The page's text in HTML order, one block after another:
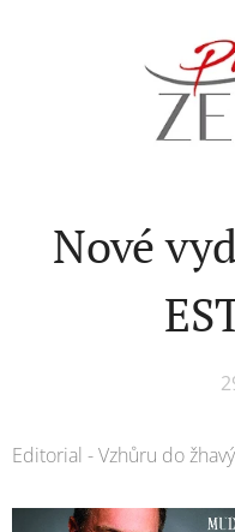
Nové
Editorial - Vzhůru do